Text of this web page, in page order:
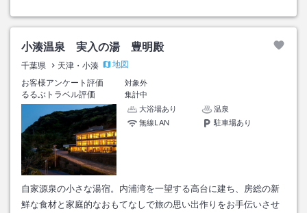
小湊温泉 実入の湯 豊明殿
千葉県 天津・小湊
地図
お客様アンケート評価
対象外
るるぶトラベル評価
集計中
大浴場あり
温泉
無線LAN
駐車場あり
自家源泉の小さな湯宿。内浦湾を一望する高台に建ち、房総の新
鮮な食材と家庭的なおもてなしで旅の思い出作りをお手伝いさせ